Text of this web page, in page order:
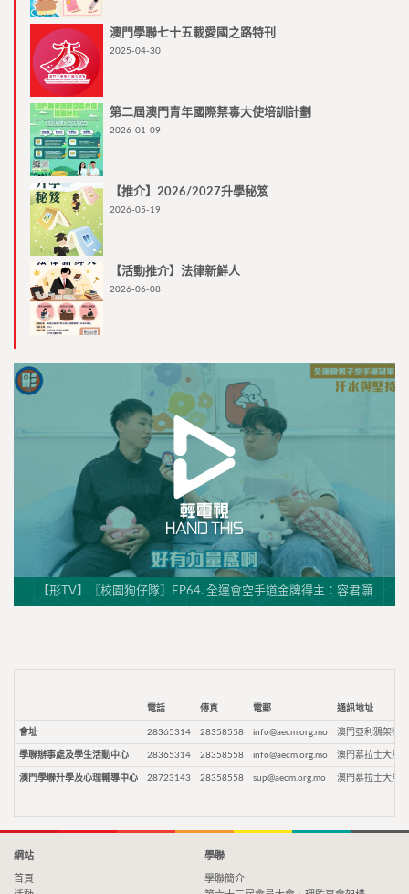
澳門學聯七十五載愛國之路特刊
2025-04-30
第二屆澳門青年國際禁毒大使培訓計劃
2026-01-09
【推介】2026/2027升學秘笈
2026-05-19
【活動推介】法律新鮮人
2026-06-08
【形TV】〖校園狗仔隊〗EP64. 全運會空手道金牌得主：容君灝
電話 傳真 電郵 通訊地址
會址 28365314 28358558 info@aecm.org.mo 澳門亞利鴉架街9
學聯辦事處及學生活動中心 28365314 28358558 info@aecm.org.mo 澳門慕拉士大馬
澳門學聯升學及心理輔導中心 28723143 28358558 sup@aecm.org.mo 澳門慕拉士大馬
網站
首頁
學聯
學聯簡介